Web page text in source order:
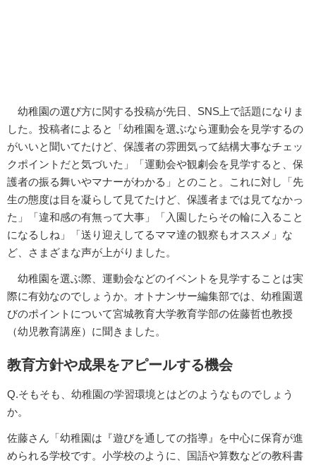
幼稚園の選び方に関する投稿が先日、SNS上で話題になりま
した。投稿者によると「幼稚園を選ぶなら運動会を見学するの
がいいと聞いてたけど、保護者の雰囲気って結構大事なチェッ
クポイントだと気づいた」「運動会や観劇会を見学すると、保
護者の振る舞いやマナーがわかる」とのこと。これに対し「先
生の態度は目を凝らして見てたけど、保護者までは見てなかっ
た」「違和感の有無って大事」「入園したらその輪に入ること
になるしね」「送り迎えしてるママ達の観察もオススメ」な
ど、さまざまな声が上がりました。
幼稚園を選ぶ際、運動会などのイベントを見学することは実
際に有効なのでしょうか。オトナンサー編集部では、幼稚園選
びのポイントについて宮城教育大学教育学部の佐藤哲也教授
（幼児教育講座）に聞きました。
教育方針や成果をアピールする機会
Q.そもそも、幼稚園の学習環境とはどのようなものでしょう
か。
佐藤さん「幼稚園は『遊びを通しての指導』を中心に保育が進
められる学校です。小学校のように、国語や算数などの教科書